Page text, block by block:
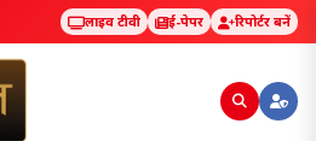
लाइव टीवी ई-पेपर रिपोर्टर बनें